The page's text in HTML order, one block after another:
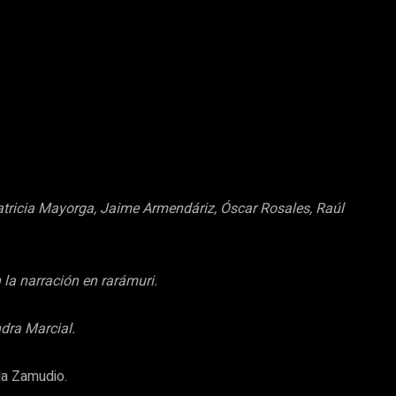
Mayorga, Jaime Armendáriz, Óscar Rosales, Raúl
narración en rarámuri.
Marcial.
Zamudio.